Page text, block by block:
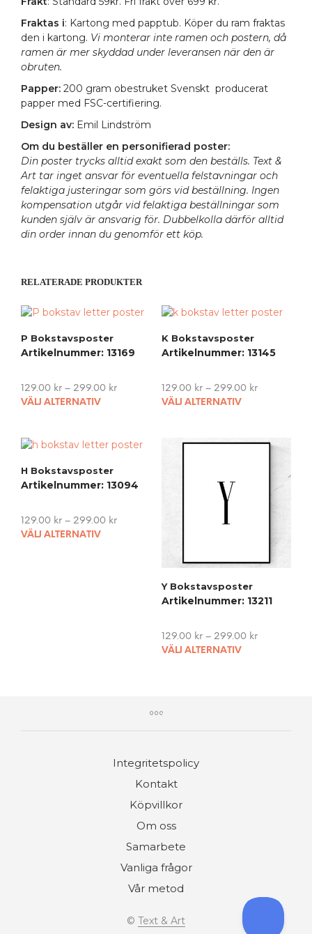
Fraktas i: Kartong med papptub. Köper du ram fraktas
den i kartong. Vi monterar inte ramen och postern, då
ramen är mer skyddad under leveransen när den är
obruten.
Papper: 200 gram obestruket Svenskt producerat
papper med FSC-certifiering.
Design av: Emil Lindström
Om du beställer en personifierad poster:
Din poster trycks alltid exakt som den beställs. Text &
Art tar inget ansvar för eventuella felstavningar och
felaktiga justeringar som görs vid beställning. Ingen
kompensation utgår vid felaktiga beställningar som
kunden själv är ansvarig för. Dubbelkolla därför alltid
din order innan du genomför ett köp.
RELATERADE PRODUKTER
P Bokstavsposter
Artikelnummer: 13169
129.00 kr – 299.00 kr
VÄLJ ALTERNATIV
This
multiple
page
K Bokstavsposter
Artikelnummer: 13145
129.00 kr– 299.00 kr
VÄLJ ALTERNATIV
The
H Bokstavsposter
Artikelnummer: 13094
129.00 kr – 299.00 kr
VÄLJ ALTERNATIV
variants.
The
may
be
product
Y Bokstavsposter
Artikelnummer: 13211
129.00 kr– 299.00 kr
VÄLJ ALTERNATIV
Integritetspolicy
Kontakt
Köpvillkor
Om oss
Samarbete
Vanliga frågor
Vår metod
© Text & Art